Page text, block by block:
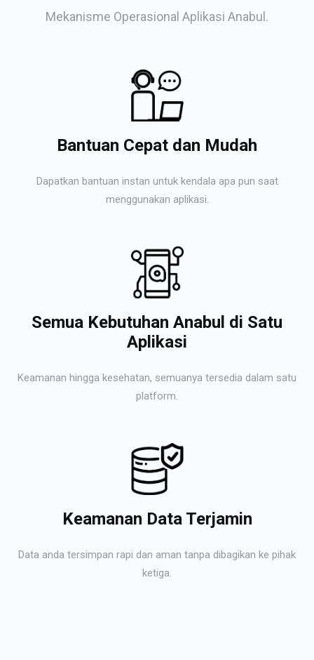
Mekanisme Operasional Aplikasi Anabul.
Bantuan Cepat dan Mudah
Dapatkan bantuan instan untuk kendala apa pun saat
menggunakan aplikasi.
Semua Kebutuhan Anabul di Satu
Aplikasi
Keamanan hingga kesehatan, semuanya tersedia dalam satu
platform.
Keamanan Data Terjamin
Data anda tersimpan rapi dan aman tanpa dibagikan ke pihak
ketiga.